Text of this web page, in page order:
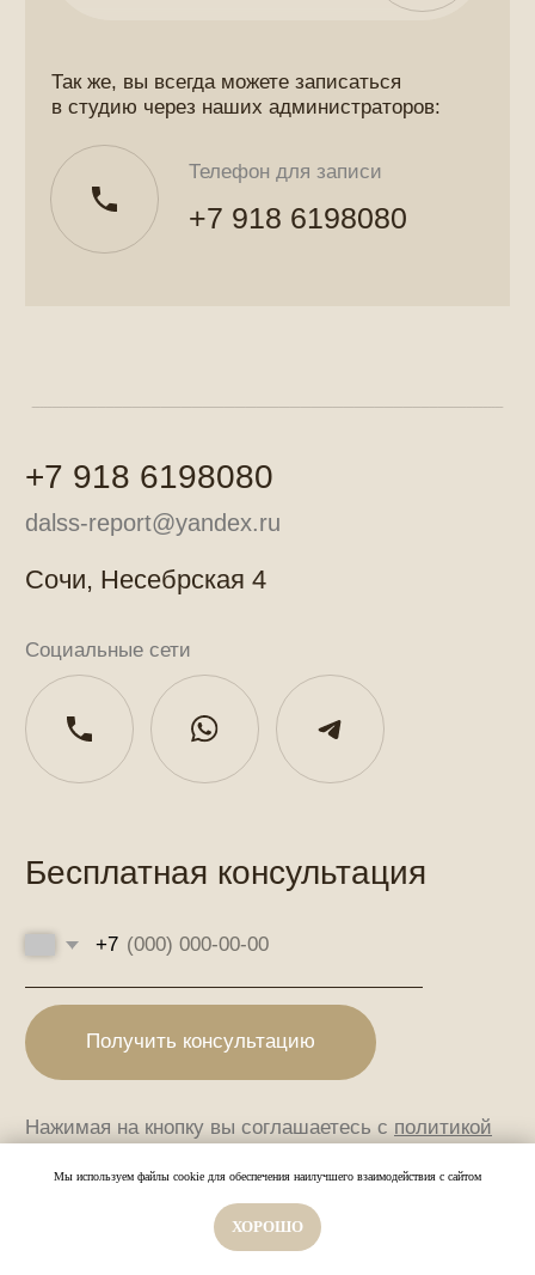
Мы используем файлы cookie для обеспечения наилучшего взаимодействия с сайтом
ХОРОШО